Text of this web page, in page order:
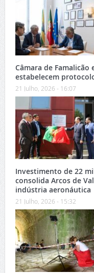
Câmara de Famalicão
estabelecem
21 Julho, 2026 - 16:07
Investimento de 22
consolida Arcos de
indústria aeronáutica
21 Julho, 2026 - 15:32